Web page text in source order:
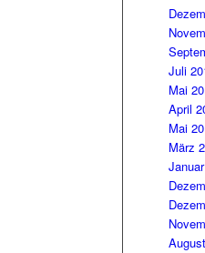
Juli
Mai
April
Mai
März